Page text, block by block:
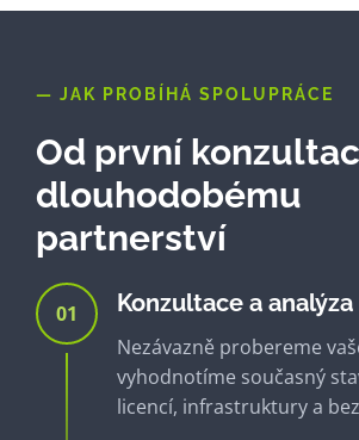
— JAK PROBÍHÁ SPOLUPRÁCE
Od první
dlouhodobému
partnerství
01 Konzultace a analýza
Nezávazně probereme
vyhodnotíme současný
licencí, infrastruktury a